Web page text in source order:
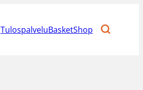
TulospalveluBasketShop